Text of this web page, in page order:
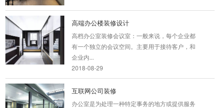
高端办公楼装修设计
高档办公室装修会议室：一般来说，每个企业都
有一个独立的会议空间。主要用于接待客户，和
企业内...
2018-08-29
互联网公司装修
办公室是为处理一种特定事务的地方或提供服务